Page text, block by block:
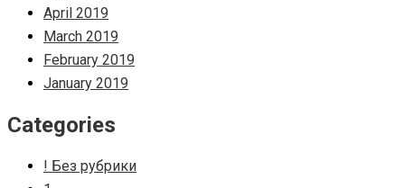
April 2019
March 2019
February 2019
January 2019
Categories
! Без рубрики